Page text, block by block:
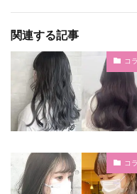
関連する記事
コ
コ